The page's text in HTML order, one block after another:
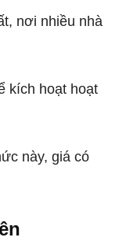
nơi nhiều nhà
kích hoạt hoạt
này, giá có